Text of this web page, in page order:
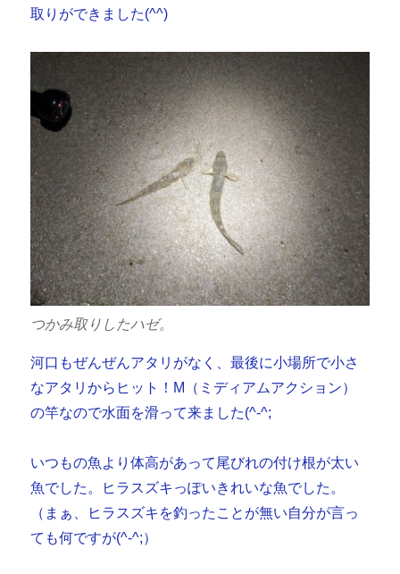
取りができました(^^)
つかみ取りしたハゼ。
河口もぜんぜんアタリがなく、最後に小場所で小さ
なアタリからヒット！M（ミディアムアクション）
の竿なので水面を滑って来ました(^-^;
いつもの魚より体高があって尾びれの付け根が太い
魚でした。ヒラスズキっぽいきれいな魚でした。
（まぁ、ヒラスズキを釣ったことが無い自分が言っ
ても何ですが(^-^;）